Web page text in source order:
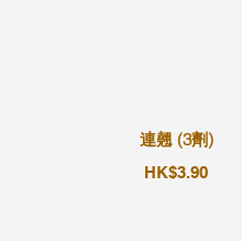
連翹 (3劑)
HK$3.90